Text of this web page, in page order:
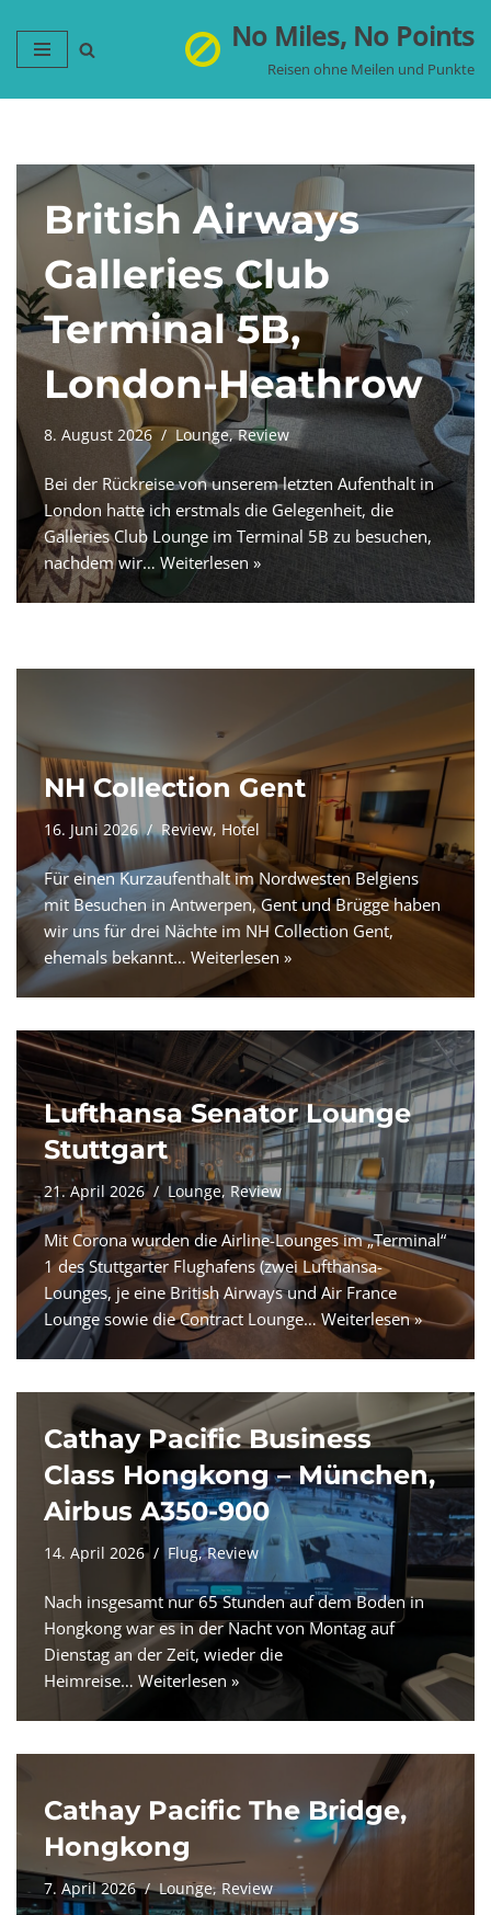
Zum
No Miles, No Points
Reisen ohne Meilen und Punkte
British Airways
Galleries Club
Terminal 5B,
London-Heathrow
8. August 2026 Lounge,Review
Bei der Rückreise von unserem letzten Aufenthalt in
London hatte ich erstmals die Gelegenheit, die
Galleries Club Lounge im Terminal 5B zu besuchen,
nachdem wir… Weiterlesen »
NH Collection Gent
16. Juni 2026 Review, Hotel
Für einen Kurzaufenthalt im Nordwesten Belgiens
mit Besuchen in Antwerpen, Gent und Brügge haben
wir uns für drei Nächte im NH Collection Gent,
ehemals bekannt… Weiterlesen »
Lufthansa Senator Lounge
Stuttgart
21. April 2026 Lounge,Review
Mit Corona wurden die Airline-Lounges im „Terminal“
1 des Stuttgarter Flughafens (zwei Lufthansa-
Lounges, je eine British Airways und Air France
Lounge sowie die Contract Lounge…Weiterlesen »
Cathay Pacific Business
Class Hongkong – München,
Airbus A350-900
14. April 2026 Flug,Review
Nach insgesamt nur 65 Stunden auf dem Boden in
Hongkong war es in der Nacht von Montag auf
Dienstag an der Zeit, wieder die
Heimreise… Weiterlesen »
Cathay Pacific The Bridge,
Hongkong
7. April 2026 Lounge, Review